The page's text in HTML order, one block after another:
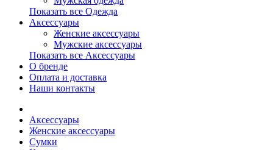
Показать все Одежда
Аксессуары
Женские аксессуары
Мужские аксессуары
Показать все Аксессуары
О бренде
Оплата и доставка
Наши контакты
Аксессуары
Женские аксессуары
Сумки